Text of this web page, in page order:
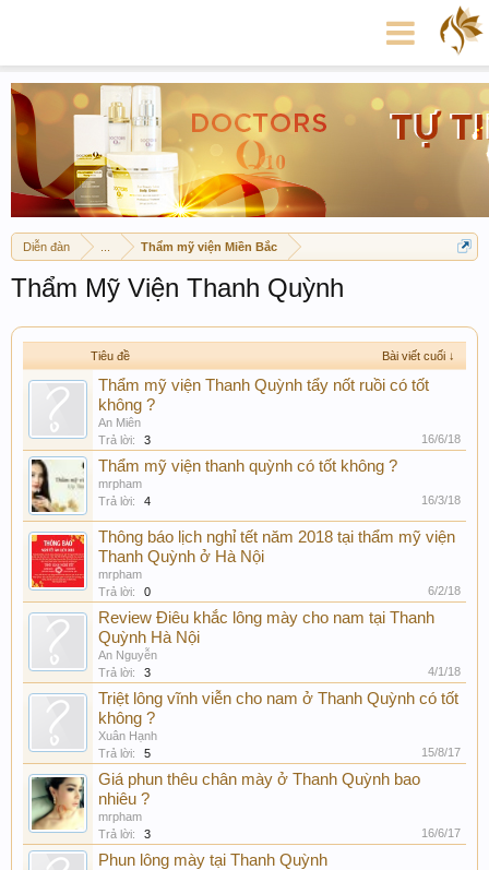
Diễn đàn Thẩm mỹ viện Miền Bắc
Thẩm Mỹ Viện Thanh Quỳnh
Tiêu đề Bài viết cuối ↓
Thẩm mỹ viện Thanh Quỳnh tẩy nốt ruồi có tốt
không ?
An Miên
Trả lời:
3 16/6/18
Thẩm mỹ viện thanh quỳnh có tốt không ?
mrpham
Trả lời:
4 16/3/18
Thông báo lịch nghỉ tết năm 2018 tại thẩm mỹ viện
Thanh Quỳnh ở Hà Nội
mrpham
Trả lời:
0 6/2/18
Review Điêu khắc lông mày cho nam tại Thanh
Quỳnh Hà Nội
An Nguyễn
Trả lời:
3 4/1/18
Triệt lông vĩnh viễn cho nam ở Thanh Quỳnh có tốt
không ?
Xuân Hạnh
Trả lời:
5 15/8/17
Giá phun thêu chân mày ở Thanh Quỳnh bao
nhiêu ?
mrpham
Trả lời:
3 16/6/17
Phun lông mày tại Thanh Quỳnh